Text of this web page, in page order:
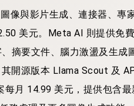
像與影片生成、連接器、專
美元。Meta AI 則提供免
摘要文件、腦力激盪及生成
開源版本 Llama Scout 及
月 14.99 美元，提供包含